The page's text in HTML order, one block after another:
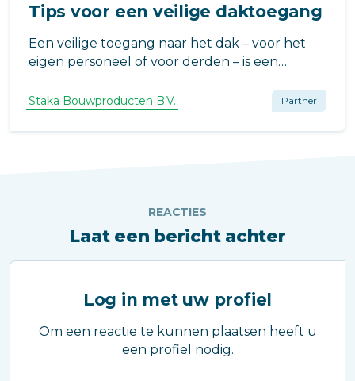
Tips voor een veilige daktoegang
Een veilige toegang naar het dak – voor het
eigen personeel of voor derden – is een
werkomgeving. Daarom een aantal tips voor
het creëren van een veilige daktoegang.
Staka Bouwproducten B.V. Partner
REACTIES
Laat een bericht achter
Log in met uw profiel
Om een reactie te kunnen plaatsen heeft u
een profiel nodig.